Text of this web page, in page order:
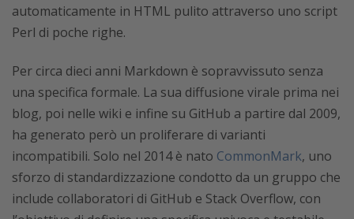
automaticamente in HTML pulito attraverso uno script
Perl di poche righe.
Per circa dieci anni Markdown è sopravvissuto senza
una specifica formale. La sua diffusione virale prima nei
blog, poi nelle wiki e infine su GitHub a partire dal 2009,
ha generato però un proliferare di varianti
incompatibili. Solo nel 2014 è nato CommonMark, uno
sforzo di standardizzazione condotto da un gruppo che
include collaboratori di GitHub e Stack Overflow, con